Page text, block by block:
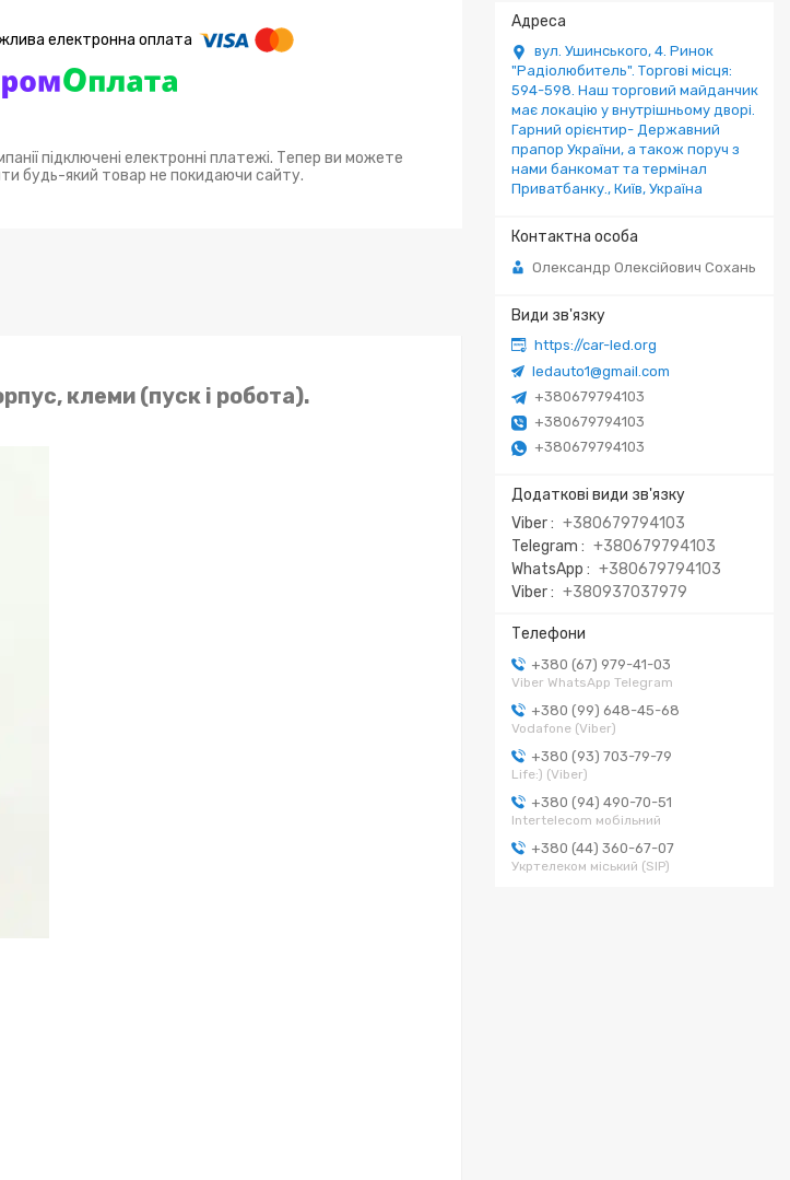
вул. Ушинського, 4. Ринок
"Радіолюбитель". Торгові місця:
594-598. Наш торговий майданчик
має локацію у внутрішньому дворі.
Гарний орієнтир- Державний
прапор України, а також поруч з
нами банкомат та термінал
Приватбанку., Київ, Україна
Олександр Олексійович Сохань
https://car-led.org
ledauto1@gmail.com
+380679794103
+380679794103
+380679794103
Viber
+380679794103
Telegram
+380679794103
WhatsApp
+380679794103
Viber
+380937037979
+380 (67) 979-41-03
Viber WhatsApp Telegram
+380 (99) 648-45-68
Vodafone (Viber)
+380 (93) 703-79-79
Life:) (Viber)
+380 (94) 490-70-51
Intertelecom мобільний
+380 (44) 360-67-07
Укртелеком міський (SIP)
підключені електронні платежі. Тепер ви можете
будь-який товар не покидаючи сайту.
клеми (пуск і робота).